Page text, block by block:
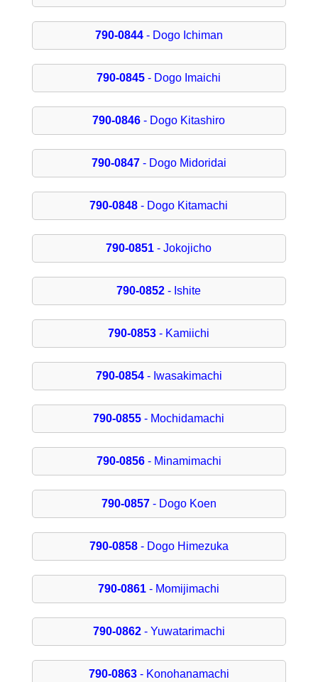
790-0844- Dogo Ichiman
790-0845 - Dogo Imaichi
790-0846 - Dogo Kitashiro
790-0847- Dogo Midoridai
790-0848 - Dogo Kitamachi
790-0851 - Jokojicho
790-0852 - Ishite
790-0853 - Kamiichi
790-0854- Iwasakimachi
790-0855 - Mochidamachi
790-0856- Minamimachi
790-0857- Dogo Koen
790-0858- Dogo Himezuka
790-0861 - Momijimachi
790-0862- Yuwatarimachi
790-0863- Konohanamachi